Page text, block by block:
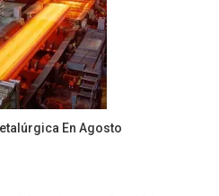
En Agosto